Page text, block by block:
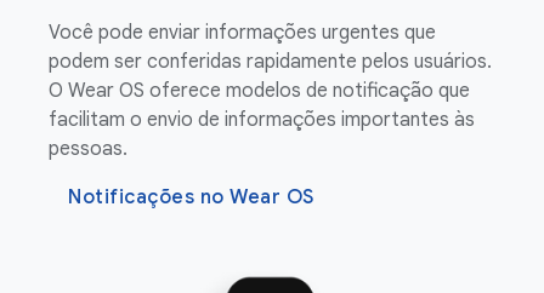
Você pode enviar informações urgentes que
podem ser conferidas rapidamente pelos usuários.
O Wear OS oferece modelos de notificação que
facilitam o envio de informações importantes às
pessoas.
Notificações no Wear OS